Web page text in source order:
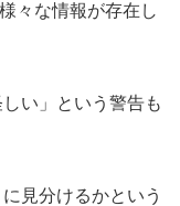
々な情報が存在し
い」という警告も
見分けるかという